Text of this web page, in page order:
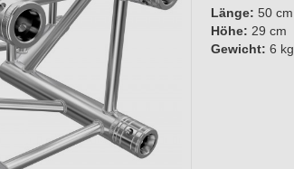
Länge: 50 cm
Höhe: 29 cm
Gewicht: 6 kg